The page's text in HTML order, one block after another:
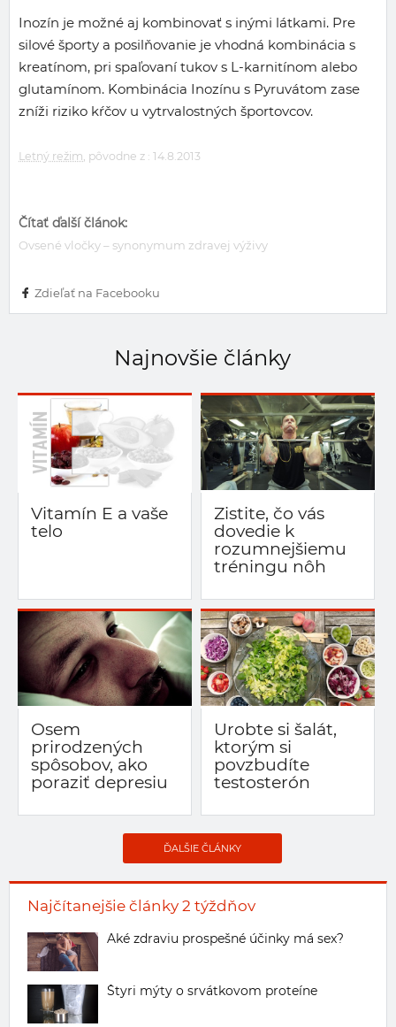
Inozín je možné aj kombinovať s inými látkami. Pre
silové športy a posilňovanie je vhodná kombinácia s
kreatínom, pri spaľovaní tukov s L-karnitínom alebo
glutamínom. Kombinácia Inozínu s Pyruvátom zase
zníži riziko kŕčov u vytrvalostných športovcov.
Letný režim, pôvodne z : 14.8.2013
Čítať ďalší článok:
Ovsené vločky – synonymum zdravej výživy
Zdieľať na Facebooku
Najčítanejšie články 2 týždňov
Aké zdraviu prospešné účinky má sex?
Štyri mýty o srvátkovom proteíne
Najnovšie články
Vitamín E a vaše
telo
Zistite, čo vás
dovedie k
rozumnejšiemu
tréningu nôh
Osem
prirodzených
spôsobov, ako
poraziť depresiu
Urobte si šalát,
ktorým si
povzbudíte
testosterón
ĎALŠIE ČLÁNKY